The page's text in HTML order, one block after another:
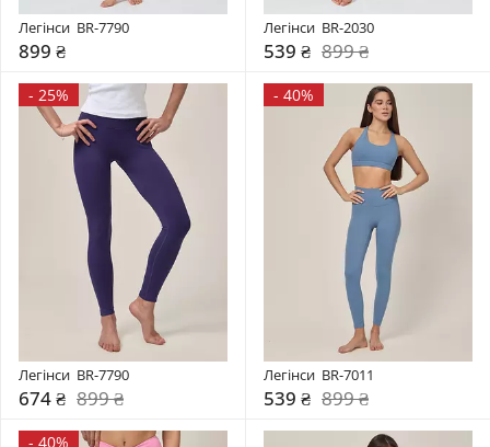
Легінси  BR-7790
899 ₴
Легінси  BR-2030
539 ₴ 899 ₴
- 25%
Легінси  BR-7790
674 ₴ 899 ₴
- 40%
Легінси  BR-7011
539 ₴ 899 ₴
- 40%